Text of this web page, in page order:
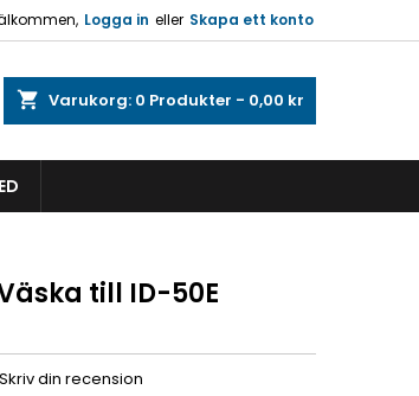
Logga in eller Skapa ett konto
shopping_cart Varukorg: 0 Produkter - 0,00 kr
till ID-50E
Skriv din recension